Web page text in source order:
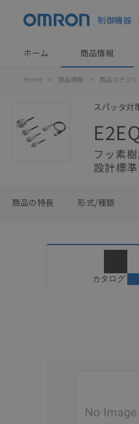
制御機器
ホーム 商品情報
Home > 商品情報 > 商品カテゴリ
スパッタ対
フッ素
設計標
商品の特長 形式/種類
カタログ